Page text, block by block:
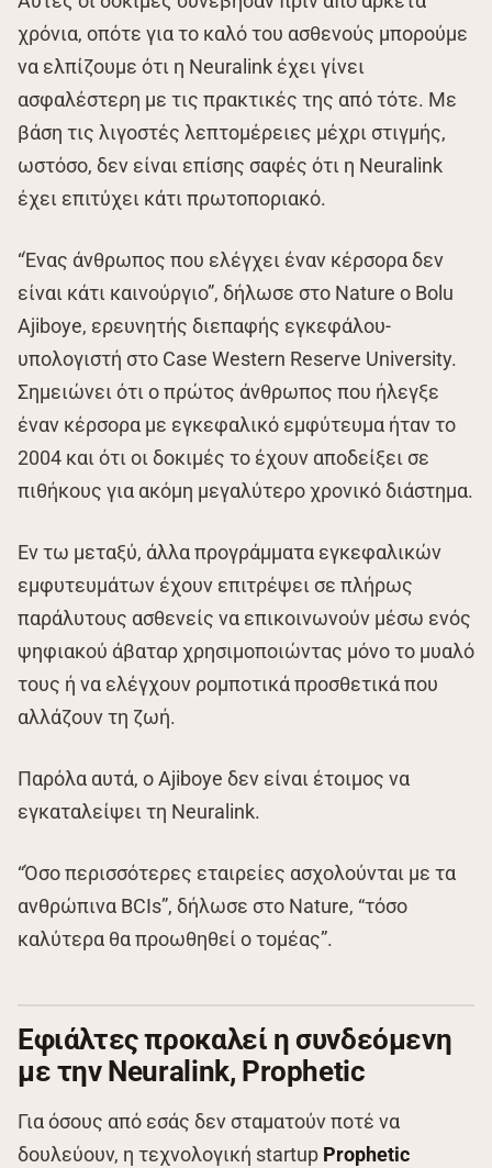
χρόνια, οπότε για το καλό του ασθενούς μπορούμε
να ελπίζουμε ότι η Neuralink έχει γίνει
ασφαλέστερη με τις πρακτικές της από τότε. Με
βάση τις λιγοστές λεπτομέρειες μέχρι στιγμής,
ωστόσο, δεν είναι επίσης σαφές ότι η Neuralink
έχει επιτύχει κάτι πρωτοποριακό.
“Ένας άνθρωπος που ελέγχει έναν κέρσορα δεν
είναι κάτι καινούργιο”, δήλωσε στο Nature ο Bolu
Ajiboye, ερευνητής διεπαφής εγκεφάλου-
υπολογιστή στο Case Western Reserve University.
Σημειώνει ότι ο πρώτος άνθρωπος που ήλεγξε
έναν κέρσορα με εγκεφαλικό εμφύτευμα ήταν το
2004 και ότι οι δοκιμές το έχουν αποδείξει σε
πιθήκους για ακόμη μεγαλύτερο χρονικό διάστημα.
Εν τω μεταξύ, άλλα προγράμματα εγκεφαλικών
εμφυτευμάτων έχουν επιτρέψει σε πλήρως
παράλυτους ασθενείς να επικοινωνούν μέσω ενός
ψηφιακού άβαταρ χρησιμοποιώντας μόνο το μυαλό
τους ή να ελέγχουν ρομποτικά προσθετικά που
αλλάζουν τη ζωή.
Παρόλα αυτά, ο Ajiboye δεν είναι έτοιμος να
εγκαταλείψει τη Neuralink.
“Όσο περισσότερες εταιρείες ασχολούνται με τα
ανθρώπινα BCIs”, δήλωσε στο Nature, “τόσο
καλύτερα θα προωθηθεί ο τομέας”.
Εφιάλτες προκαλεί η συνδεόμενη
με την Neuralink, Prophetic
Για όσους από εσάς δεν σταματούν ποτέ να
δουλεύουν, η τεχνολογική startup Prophetic